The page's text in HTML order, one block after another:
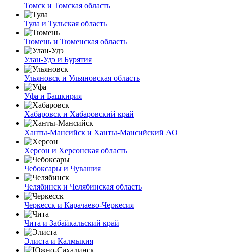
Томск и Томская область
Тула и Тульская область
Тюмень и Тюменская область
Улан-Удэ и Бурятия
Ульяновск и Ульяновская область
Уфа и Башкирия
Хабаровск и Хабаровский край
Ханты-Мансийск и Ханты-Мансийский АО
Херсон и Херсонская область
Чебоксары и Чувашия
Челябинск и Челябинская область
Черкесск и Карачаево-Черкесия
Чита и Забайкальский край
Элиста и Калмыкия